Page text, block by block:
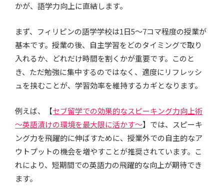
かが、語学力向上に直結します。
まず、フィリピンの語学学校は1日5～7コマ程度の授業が
基本です。授業の後、自主学習をどのタイミングで取り
入れるか、どれだけ時間を割くかが重要です。このと
き、ただ勉強に集中するのではなく、適度にリフレッシ
ュを挟むことが、学習効率を維持するカギとなります。
例えば、【セブ留学での効果的なスピーキング力向上術
～英語漬けの環境を最大限に活かす～】では、スピーキ
ング力を飛躍的に伸ばすために、授業外での自主的なア
ウトプットの機会を増やすことが推奨されています。こ
れにより、短期間での英語力の飛躍的な向上が期待でき
ます。